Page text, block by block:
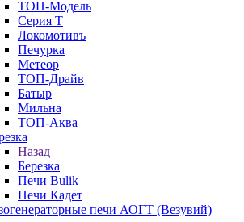
ТОП-Модель
Серия Т
Локомотивъ
Печурка
Метеор
ТОП-Драйв
Батыр
Мильна
ТОП-Аква
Назад
Березка
Печи Bulik
Печи Кадет
печи АОГТ (Везувий)